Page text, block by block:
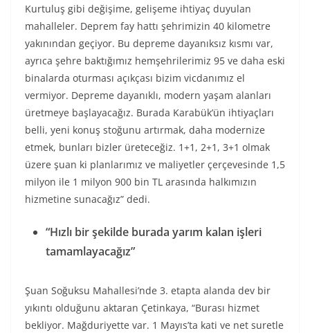
Kurtuluş gibi değişime, gelişeme ihtiyaç duyulan
mahalleler. Deprem fay hattı şehrimizin 40 kilometre
yakınından geçiyor. Bu depreme dayanıksız kısmı var,
ayrıca şehre baktığımız hemşehrilerimiz 95 ve daha eski
binalarda oturması açıkçası bizim vicdanımız el
vermiyor. Depreme dayanıklı, modern yaşam alanları
üretmeye başlayacağız. Burada Karabük’ün ihtiyaçları
belli, yeni konuş stoğunu artırmak, daha modernize
etmek, bunları bizler üreteceğiz. 1+1, 2+1, 3+1 olmak
üzere şuan ki planlarımız ve maliyetler çerçevesinde 1,5
milyon ile 1 milyon 900 bin TL arasında halkımızın
hizmetine sunacağız” dedi.
“Hızlı bir şekilde burada yarım kalan işleri
tamamlayacağız”
Şuan Soğuksu Mahallesi’nde 3. etapta alanda dev bir
yıkıntı olduğunu aktaran Çetinkaya, “Burası hizmet
bekliyor. Mağduriyette var. 1 Mayıs’ta kati ve net suretle